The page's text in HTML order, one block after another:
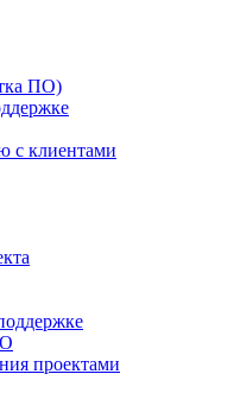
ПО)
с клиентами
проектами